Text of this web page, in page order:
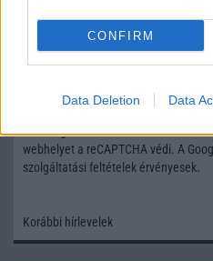
CONFIRM
Data Deletion Data
Feliratkozás a
Elfogadom azAdatvédelmi és
webhelyet a reCAPTCHA védi. A
szolgáltatási feltételek érvényesek.
Korábbi hírlevelek